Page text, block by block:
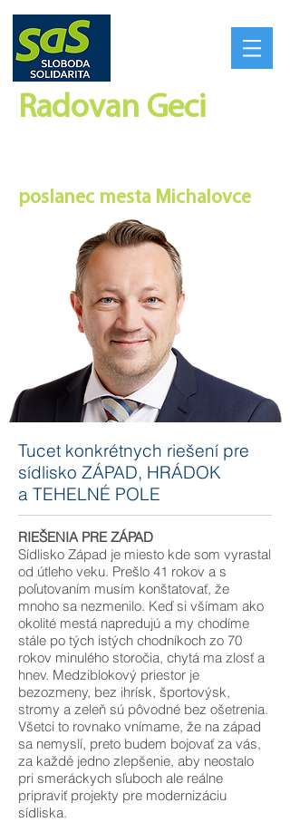
Radovan Geci​
poslanec mesta Michalovce
Tucet konkrétnych riešení pre
sídlisko ZÁPAD, HRÁDOK
a TEHELNÉ POLE
RIEŠENIA PRE ZÁPAD
Sídlisko Západ je miesto kde som vyrastal
od útleho veku. Prešlo 41 rokov a s
poľutovaním musím konštatovať, že
mnoho sa nezmenilo. Keď si všímam ako
okolité mestá napredujú a my chodíme
stále po tých istých chodníkoch zo 70
rokov minulého storočia, chytá ma zlosť a
hnev. Medziblokový priestor je
bezozmeny, bez ihrísk, športovýsk,
stromy a zeleň sú pôvodné bez ošetrenia.
Všetci to rovnako vnímame, že na západ
sa nemyslí, preto budem bojovať za vás,
za každé jedno zlepšenie, aby neostalo
pri smeráckych sľuboch ale reálne
pripraviť projekty pre modernizáciu
sídliska.